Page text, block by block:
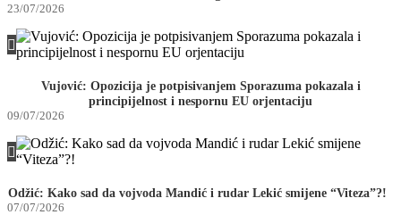
23/07/2026
Vujović: Opozicija je potpisivanjem Sporazuma pokazala i
principijelnost i nespornu EU orjentaciju
09/07/2026
Odžić: Kako sad da vojvoda Mandić i rudar Lekić smijene “Viteza”?!
07/07/2026